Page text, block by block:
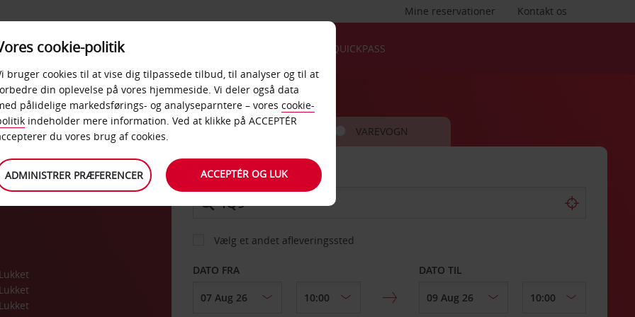
Kontakt os
Mine reservationer
PRODUKTER &
KONTORER
QUICKPASS
Lukket
Lukket
Lukket
BIL VAREVOGN
AFHENT FRA
Vælg et andet afleveringssted
DATO FRA DATO TIL
cookie-politik
bruger cookies til at vise dig tilpassede tilbud, til analyser og til at
din oplevelse på vores hjemmeside. Vi deler også data
pålidelige markedsførings- og analyseparntere – vores cookie-
indeholder mere information. Ved at klikke på ACCEPTÉR
du vores brug af cookies.
ADMINISTRER PRÆFERENCER ACCEPTÉR OG LUK